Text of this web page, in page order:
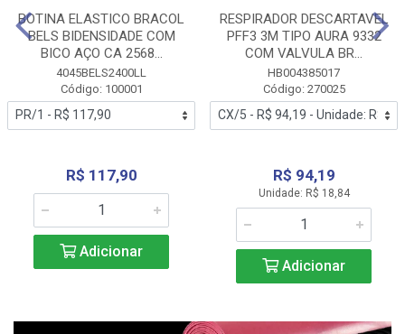
BOTINA ELASTICO BRACOL
BELS BIDENSIDADE COM
BICO AÇO CA 2568...
4045BELS2400LL
Código: 100001
R$ 117,90
Adicionar
RESPIRADOR DESCARTAVEL
PFF3 3M TIPO AURA 9332
COM VALVULA BR...
HB004385017
Código: 270025
R$ 94,19
Unidade: R$ 18,84
Adicionar